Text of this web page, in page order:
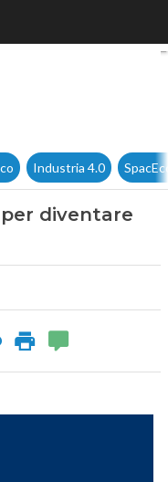
la richiesta per
Industria 4.0
diventare